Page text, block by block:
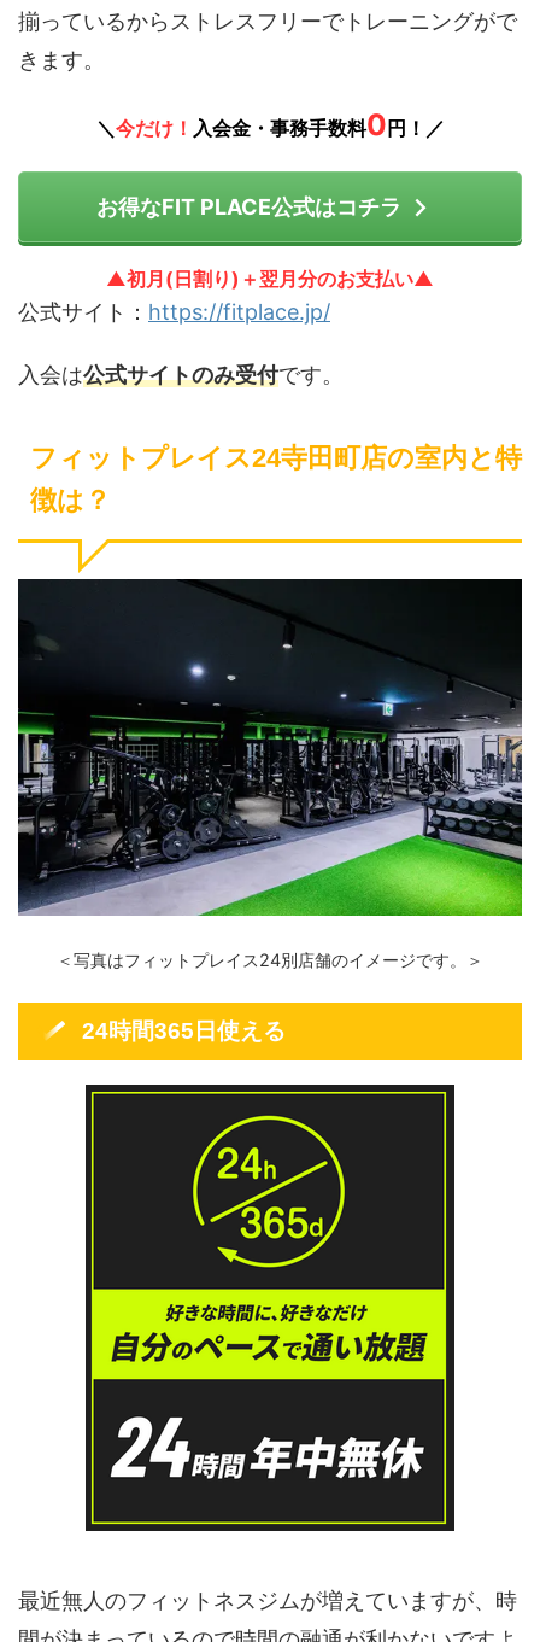
揃っているからストレスフリーでトレーニングがで
きます。
＼今だけ！ 入会金・事務手数料0 円！／
お得なFIT PLACE公式はコチラ
▲初月(日割り)＋翌月分のお支払い▲
公式サイト： https://fitplace.jp/
入会は公式サイトのみ受付です。
フィットプレイス24寺田町店の室内と特
徴は？
＜写真はフィットプレイス24別店舗のイメージです。＞
24時間365日使える
最近無人のフィットネスジムが増えていますが、時